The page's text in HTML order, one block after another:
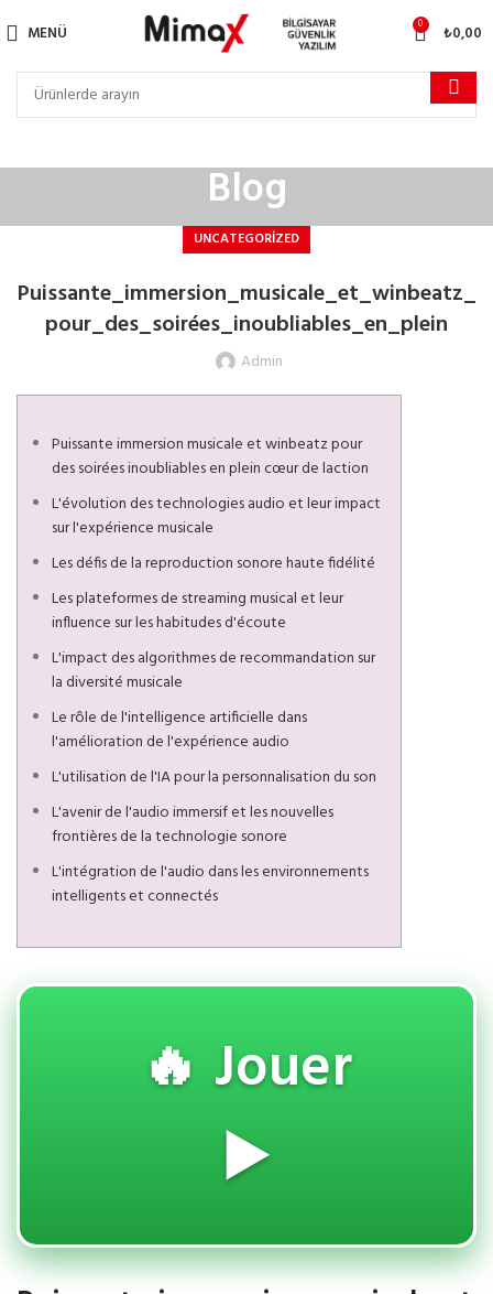
MENÜ 0 ₺0,00
Blog
UNCATEGORIZED
Puissante_immersion_musicale_et_winbeatz_
pour_des_soirées_inoubliables_en_plein
Admin
Puissante immersion musicale et winbeatz pour
des soirées inoubliables en plein cœur de laction
L'évolution des technologies audio et leur impact
sur l'expérience musicale
Les défis de la reproduction sonore haute fidélité
Les plateformes de streaming musical et leur
influence sur les habitudes d'écoute
L'impact des algorithmes de recommandation sur
la diversité musicale
Le rôle de l'intelligence artificielle dans
l'amélioration de l'expérience audio
L'utilisation de l'IA pour la personnalisation du son
L'avenir de l'audio immersif et les nouvelles
frontières de la technologie sonore
L'intégration de l'audio dans les environnements
intelligents et connectés
🔥 Jouer
▶️